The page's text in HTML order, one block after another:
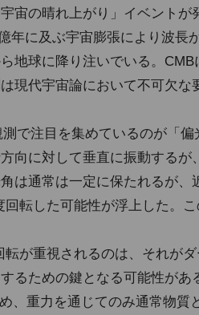
宙の晴れ上がり」イベント
年に及ぶ宇宙膨張により波長
地球に降り注いでいる。
現代宇宙論において不可欠な
で注目を集めているのが「
向に対して垂直に振動する
は通常は一定に保たれるが
回転した可能性が浮上した。
転が重視されるのは、それが
るための鍵となる可能性が
、重力を通じてのみ通常物質